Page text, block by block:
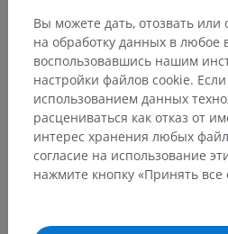
Вы можете дать, отозвать или
на обработку данных в любое
воспользовавшись нашим
настройки файлов cookie.
использованием данных
расцениваться как отказ от
интерес хранения любых
согласие на использование
нажмите кнопку «Принять